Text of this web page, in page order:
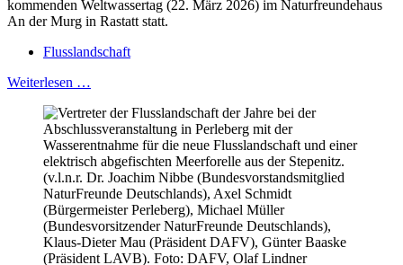
kommenden Weltwassertag (22. März 2026) im Naturfreundehaus
An der Murg in Rastatt statt.
Flusslandschaft
Weiterlesen …